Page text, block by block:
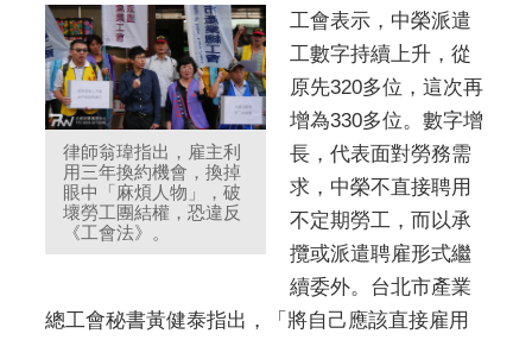
律師翁瑋指出，雇主利
用三年換約機會，換掉
眼中「麻煩人物」，破
壞勞工團結權，恐違反
《工會法》。
工會表示，中榮派遣
工數字持續上升，從
原先320多位，這次再
增為330多位。數字增
長，代表面對勞務需
求，中榮不直接聘用
不定期勞工，而以承
攬或派遣聘雇形式繼
續委外。台北市產業
總工會秘書黃健泰指出，「將自己應該直接雇用